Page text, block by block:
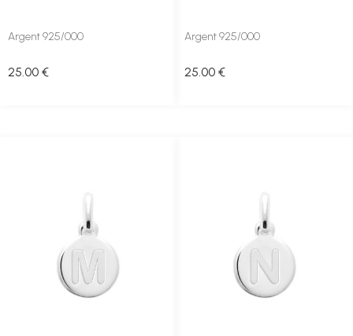
Argent 925/000
25 .00 €
Argent 925/000
25 .00 €